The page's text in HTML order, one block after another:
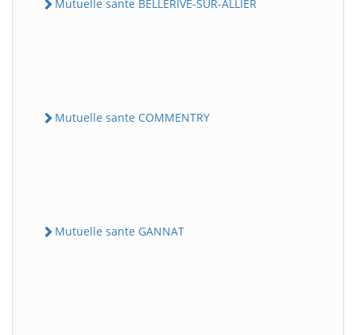
Mutuelle sante BELLERIVE-SUR-ALLIER
Mutuelle sante COMMENTRY
Mutuelle sante GANNAT